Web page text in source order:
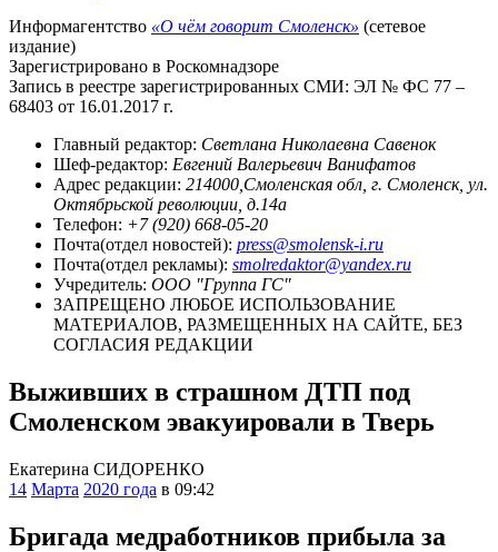
Информагентство «О чём говорит Смоленск» (сетевое
издание)
Зарегистрировано в Роскомнадзоре
Запись в реестре зарегистрированных СМИ: ЭЛ № ФС 77 –
68403 от 16.01.2017 г.
Главный редактор: Светлана Николаевна Савенок
Шеф-редактор: Евгений Валерьевич Ванифатов
Адрес редакции: 214000,Смоленская обл, г. Смоленск, ул.
Октябрьской революции, д.14а
Телефон: +7 (920) 668-05-20
Почта(отдел новостей): press@smolensk-i.ru
Почта(отдел рекламы): smolredaktor@yandex.ru
Учредитель: ООО "Группа ГС"
ЗАПРЕЩЕНО ЛЮБОЕ ИСПОЛЬЗОВАНИЕ
МАТЕРИАЛОВ, РАЗМЕЩЕННЫХ НА САЙТЕ, БЕЗ
СОГЛАСИЯ РЕДАКЦИИ
Выживших в страшном ДТП под
Смоленском эвакуировали в Тверь
Екатерина СИДОРЕНКО
14 Марта 2020 года в 09:42
Бригада медработников прибыла за